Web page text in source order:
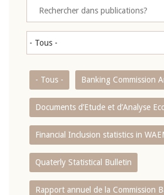
- Tous - Banking Commission
Documents d’Etude et d’Analyse
Financial Inclusion statistics in
Quaterly Statistical Bulletin
Rapport annuel de la Commission